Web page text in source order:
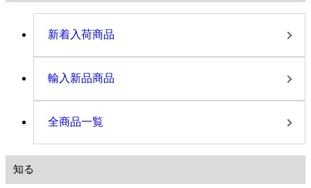
新着入荷商品
輸入新品商品
全商品一覧
知る